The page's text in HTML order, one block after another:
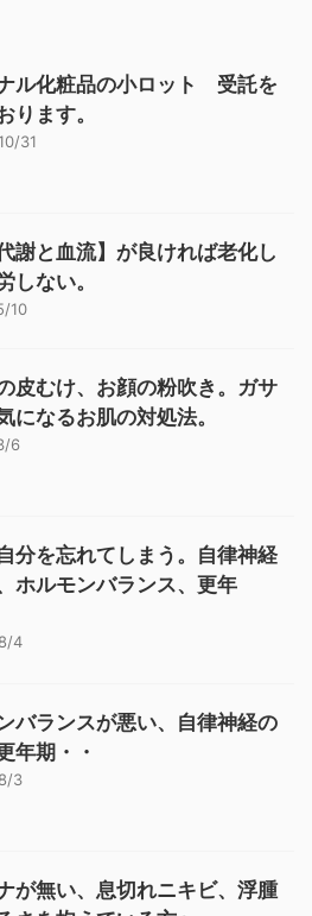
ル化粧品の小ロット 受託を
ります。
31
謝と血流】が良ければ老化し
しない。
10
皮むけ、お顔の粉吹き。ガサ
になるお肌の対処法。
6
分を忘れてしまう。自律神経
ホルモンバランス、更年
4
バランスが悪い、自律神経の
年期・・
3
が無い、息切れニキビ、浮腫